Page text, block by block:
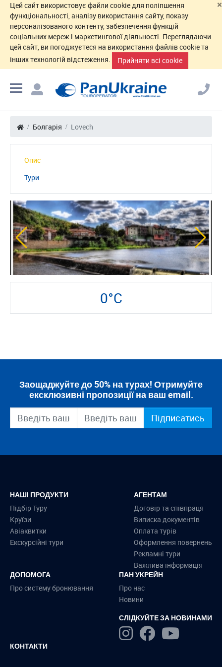
×
Цей сайт використовує файли cookie для поліпшення
функціональності, аналізу використання сайту, показу
персоналізованого контенту, забезпечення функцій
соціальних мереж і маркетингової діяльності. Переглядаючи
цей сайт, ви погоджуєтеся на використання файлів cookie та
інших технологій відстеження.
Прийняти всі cookie
Болгарія Lovech
Опис
Тури
0°C
Заощаджуйте до 50% на турах! Отримуйте
ексклюзивні пропозиції на ваш email.
Підписатись
НАШІ ПРОДУКТИ
Підбір Туру
Круїзи
Авіаквитки
Екскурсійні тури
АГЕНТАМ
Договір та співпраця
Виписка документів
Оплата турів
Оформлення повернень
Рекламні тури
Важлива інформація
ДОПОМОГА
Про систему бронювання
ПАН УКРЕЙН
Про нас
Новини
СЛІДКУЙТЕ ЗА НОВИНАМИ
КОНТАКТИ